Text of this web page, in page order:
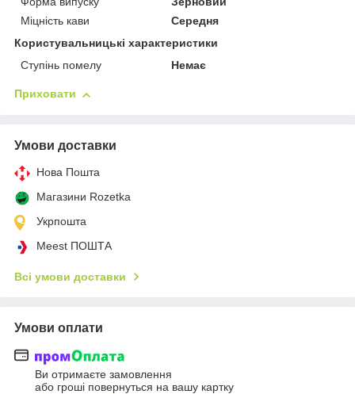
Міцність кави
Середня
Користувальницькі характеристики
Ступінь помелу
Немає
Приховати
Умови доставки
Нова Пошта
Магазини Rozetka
Укрпошта
Meest ПОШТА
Всі умови доставки
Умови оплати
Ви отримаєте замовлення
або гроші повернуться на вашу картку